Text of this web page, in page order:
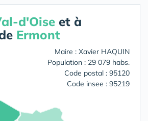
d'Oise et à
Ermont
Maire : Xavier HAQUIN
Population : 29 079 habs.
Code postal : 95120
Code insee : 95219